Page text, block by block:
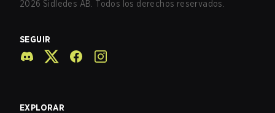
2026 Sidledes AB. Todos los derechos reservados.
SEGUIR
EXPLORAR